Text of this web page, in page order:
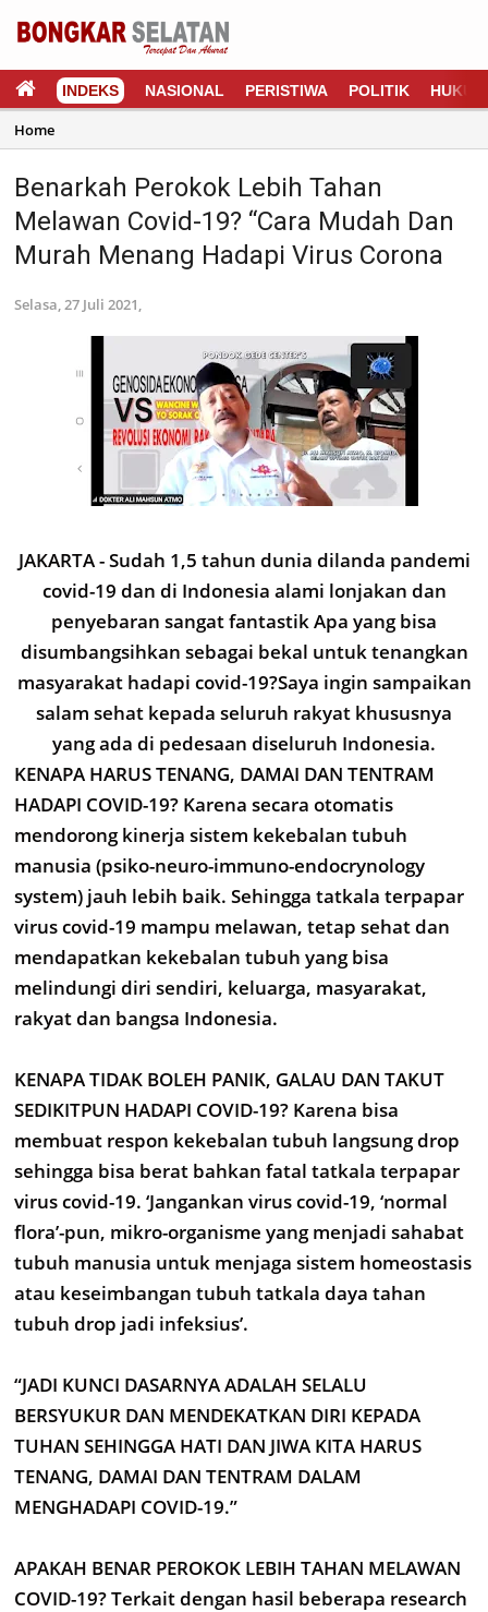
INDEKS NASIONAL PERISTIWA POLITIK HUKUM
Home
Benarkah Perokok Lebih Tahan
Melawan Covid-19? “Cara Mudah Dan
Murah Menang Hadapi Virus Corona
Selasa, 27 Juli 2021,
JAKARTA - Sudah 1,5 tahun dunia dilanda pandemi
covid-19 dan di Indonesia alami lonjakan dan
penyebaran sangat fantastik Apa yang bisa
disumbangsihkan sebagai bekal untuk tenangkan
masyarakat hadapi covid-19?Saya ingin sampaikan
salam sehat kepada seluruh rakyat khususnya
yang ada di pedesaan diseluruh Indonesia.
KENAPA HARUS TENANG, DAMAI DAN TENTRAM
HADAPI COVID-19? Karena secara otomatis
mendorong kinerja sistem kekebalan tubuh
manusia (psiko-neuro-immuno-endocrynology
system) jauh lebih baik. Sehingga tatkala terpapar
virus covid-19 mampu melawan, tetap sehat dan
mendapatkan kekebalan tubuh yang bisa
melindungi diri sendiri, keluarga, masyarakat,
rakyat dan bangsa Indonesia.
KENAPA TIDAK BOLEH PANIK, GALAU DAN TAKUT
SEDIKITPUN HADAPI COVID-19? Karena bisa
membuat respon kekebalan tubuh langsung drop
sehingga bisa berat bahkan fatal tatkala terpapar
virus covid-19. ‘Jangankan virus covid-19, ‘normal
flora’-pun, mikro-organisme yang menjadi sahabat
tubuh manusia untuk menjaga sistem homeostasis
atau keseimbangan tubuh tatkala daya tahan
tubuh drop jadi infeksius’.
“JADI KUNCI DASARNYA ADALAH SELALU
BERSYUKUR DAN MENDEKATKAN DIRI KEPADA
TUHAN SEHINGGA HATI DAN JIWA KITA HARUS
TENANG, DAMAI DAN TENTRAM DALAM
MENGHADAPI COVID-19.”
APAKAH BENAR PEROKOK LEBIH TAHAN MELAWAN
COVID-19? Terkait dengan hasil beberapa research